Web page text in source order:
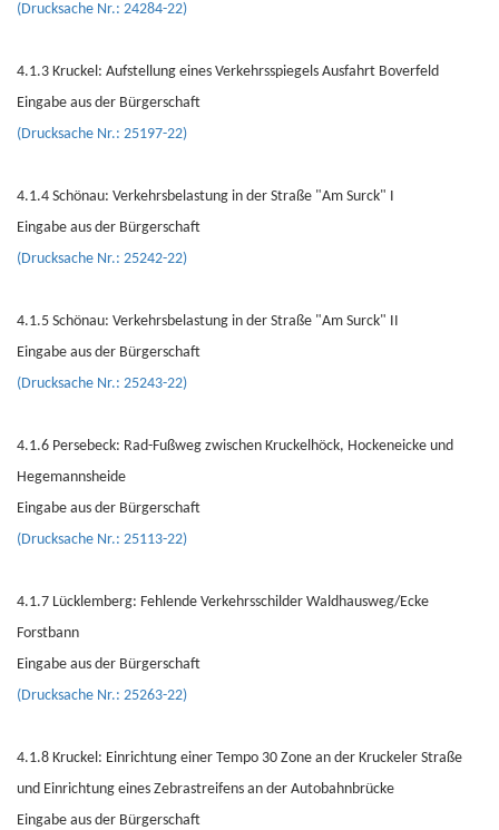
(Drucksache Nr.: 24284-22)
4.1.3 Kruckel: Aufstellung eines Verkehrsspiegels Ausfahrt Boverfeld
Eingabe aus der Bürgerschaft
(Drucksache Nr.: 25197-22)
4.1.4 Schönau: Verkehrsbelastung in der Straße "Am Surck" I
Eingabe aus der Bürgerschaft
(Drucksache Nr.: 25242-22)
4.1.5 Schönau: Verkehrsbelastung in der Straße "Am Surck" II
Eingabe aus der Bürgerschaft
(Drucksache Nr.: 25243-22)
4.1.6 Persebeck: Rad-Fußweg zwischen Kruckelhöck, Hockeneicke und
Hegemannsheide
Eingabe aus der Bürgerschaft
(Drucksache Nr.: 25113-22)
4.1.7 Lücklemberg: Fehlende Verkehrsschilder Waldhausweg/Ecke
Forstbann
Eingabe aus der Bürgerschaft
(Drucksache Nr.: 25263-22)
4.1.8 Kruckel: Einrichtung einer Tempo 30 Zone an der Kruckeler Straße
und Einrichtung eines Zebrastreifens an der Autobahnbrücke
Eingabe aus der Bürgerschaft